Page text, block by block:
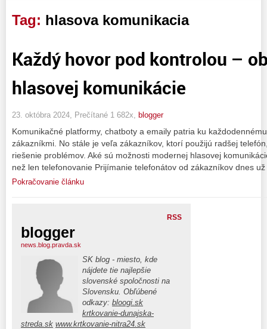
Tag: hlasova komunikacia
Každý hovor pod kontrolou –
hlasovej komunikácie
23. októbra 2024, Prečítané 1 682x, blogger
Komunikačné platformy, chatboty a emaily patria ku
zákazníkmi. No stále je veľa zákazníkov, ktorí použijú radšej
riešenie problémov. Aké sú možnosti modernej hlasovej
než len telefonovanie Prijímanie telefonátov od zákazníkov dnes
Pokračovanie článku
RSS
blogger
news.blog.pravda.sk
SK blog - miesto, kde
nájdete tie najlepšie
slovenské spoločnosti na
Slovensku. Obľúbené
odkazy: bloogi.sk
krtkovanie-dunajska-
streda.sk www.krtkovanie-nitra24.sk